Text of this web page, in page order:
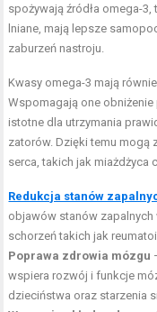
spożywają źródła omega-
lniane, mają lepsze
zaburzeń nastroju.
Kwasy omega-3 mają
Wspomagają one
istotne dla utrzymania
zatorów. Dzięki temu mogą
serca, takich jak miażdżyca
Redukcja stanów
objawów stanów
schorzeń takich jak
Poprawa zdrowia mózgu
wspiera rozwój i funkcje
dzieciństwa oraz starzenia